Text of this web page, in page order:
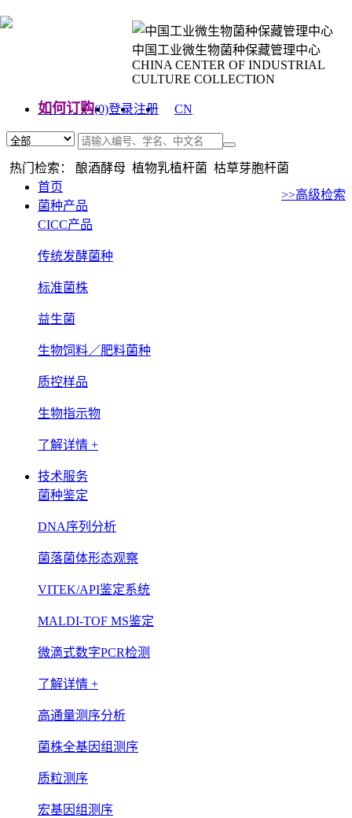
中国工业微生物菌种保藏管理中心
CHINA CENTER OF INDUSTRIAL
CULTURE COLLECTION
如何订购(0)登录注册
CN
热门检索： 酿酒酵母 植物乳植杆菌 枯草芽胞杆菌
>>高级检索
首页
菌种产品
CICC产品
传统发酵菌种
标准菌株
益生菌
生物饲料／肥料菌种
质控样品
生物指示物
了解详情 +
技术服务
菌种鉴定
DNA序列分析
菌落菌体形态观察
VITEK/API鉴定系统
MALDI-TOF MS鉴定
微滴式数字PCR检测
了解详情 +
高通量测序分析
菌株全基因组测序
质粒测序
宏基因组测序